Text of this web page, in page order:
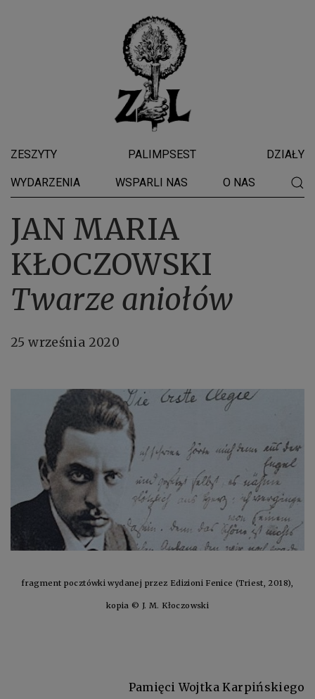
ZESZYTY PALIMPSEST DZIAŁY
WYDARZENIA WSPARLI NAS O NAS
JAN MARIA
KŁOCZOWSKI
Twarze aniołów
25 września 2020
fragment pocztówki wydanej przez Edizioni Fenice (Triest, 2018),
kopia © J. M. Kłoczowski
Pamięci Wojtka Karpińskiego